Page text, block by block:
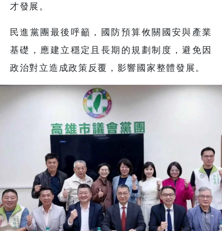
才發展。
民進黨團最後呼籲，國防預算攸關國安與產業
基礎，應建立穩定且長期的規劃制度，避免因
政治對立造成政策反覆，影響國家整體發展。